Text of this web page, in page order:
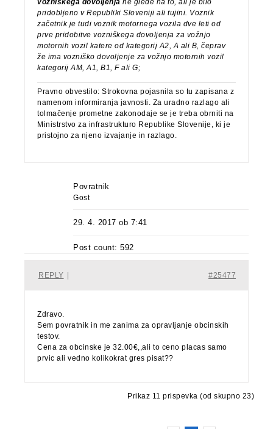
vozniškega dovoljenja ne glede na to, ali je bilo
pridobljeno v Republiki Sloveniji ali tujini. Voznik
začetnik je tudi voznik motornega vozila dve leti od
prve pridobitve vozniškega dovoljenja za vožnjo
motornih vozil katere od kategorij A2, A ali B, čeprav
že ima vozniško dovoljenje za vožnjo motornih vozil
kategorij AM, A1, B1, F ali G;
Pravno obvestilo: Strokovna pojasnila so tu zapisana z
namenom informiranja javnosti. Za uradno razlago ali
tolmačenje prometne zakonodaje se je treba obrniti na
Ministrstvo za infrastrukturo Republike Slovenije, ki je
pristojno za njeno izvajanje in razlago.
Povratnik
Gost
29. 4. 2017 ob 7:41
Post count: 592
#25477
REPLY
Zdravo.
Sem povratnik in me zanima za opravljanje obcinskih
testov.
Cena za obcinske je 32.00€,,ali to ceno placas samo
prvic ali vedno kolikokrat gres pisat??
Prikaz 11 prispevka (od skupno 23)